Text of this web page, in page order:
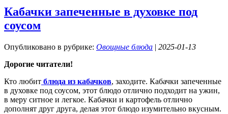
Кабачки запеченные в духовке под
соусом
Опубликовано в рубрике: Овощные блюда | 2025-01-13
Дорогие читатели!
Кто любит блюда из кабачков, заходите. Кабачки запеченные
в духовке под соусом, этот блюдо отлично подходит на ужин,
в меру ситное и легкое. Кабачки и картофель отлично
дополнят друг друга, делая этот блюдо изумительно вкусным.